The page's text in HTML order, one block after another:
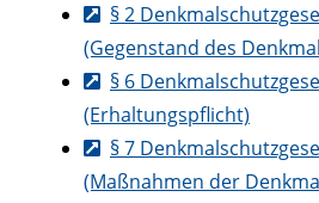
§ 2
(Gegenstand des
§ 6
(Erhaltungspflicht)
§ 7
(Maßnahmen der